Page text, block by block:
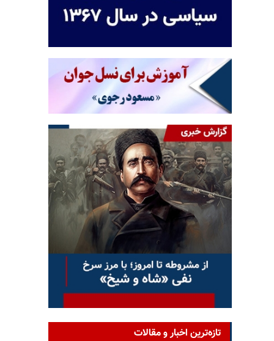
تازه‌ترین اخبار و مقالات